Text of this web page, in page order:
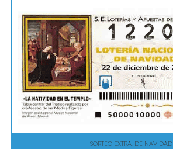
SORTEO EXTRA. DE NAVIDAD